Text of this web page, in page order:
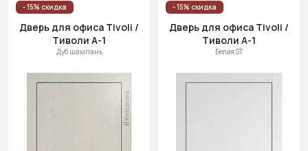
- 15% скидка
Дверь для офиса Tivoli /
Тиволи А-1
Дуб шампань
- 15% скидка
Дверь для офиса Tivoli /
Тиволи А-1
Белая ST